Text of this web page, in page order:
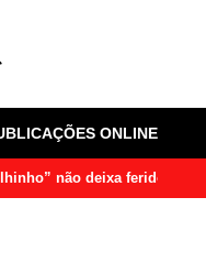
ONLINE
não deixa feridos em